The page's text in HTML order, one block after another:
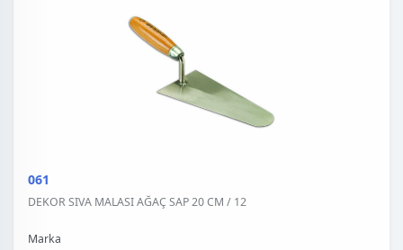
061
DEKOR SIVA MALASI AĞAÇ SAP 20 CM / 12
Marka